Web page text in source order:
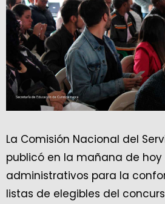
La Comisión Nacional del
publicó en la mañana de
administrativos para la
listas de elegibles del